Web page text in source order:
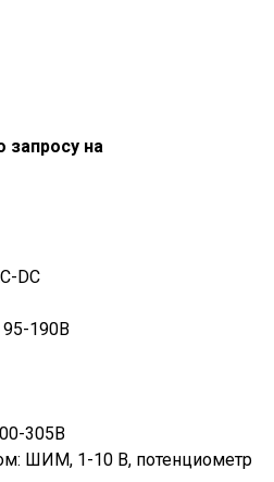
запросу на
DC
190В
305В
ШИМ, 1-10 В, потенциометр